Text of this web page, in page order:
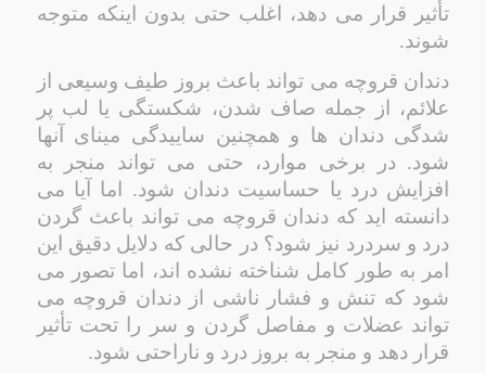
تأثیر قرار می دهد، اغلب حتی بدون اینکه متوجه
شوند.
دندان قروچه می تواند باعث بروز طیف وسیعی از
علائم، از جمله صاف شدن، شکستگی یا لب پر
شدگی دندان ها و همچنین ساییدگی مینای آنها
شود. در برخی موارد، حتی می تواند منجر به
افزایش درد یا حساسیت دندان شود. اما آیا می
دانسته اید که دندان قروچه می تواند باعث گردن
درد و سردرد نیز شود؟ در حالی که دلایل دقیق این
امر به طور کامل شناخته نشده اند، اما تصور می
شود که تنش و فشار ناشی از دندان قروچه می
تواند عضلات و مفاصل گردن و سر را تحت تأثیر
قرار دهد و منجر به بروز درد و ناراحتی شود.